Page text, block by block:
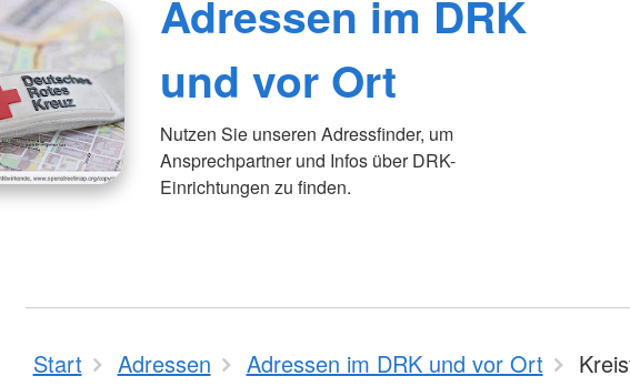
Adressen im DRK
und vor Ort
Nutzen Sie unseren Adressfinder, um
Ansprechpartner und Infos über DRK-
Einrichtungen zu finden.
Start Adressen Adressen im DRK und vor Ort